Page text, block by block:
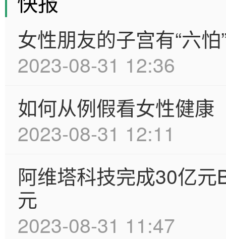
女性朋友的子宫有“六怕
2023-08-31 12:36
如何从例假看女性健康
2023-08-31 12:11
阿维塔科技完成30亿
元
2023-08-31 11:47